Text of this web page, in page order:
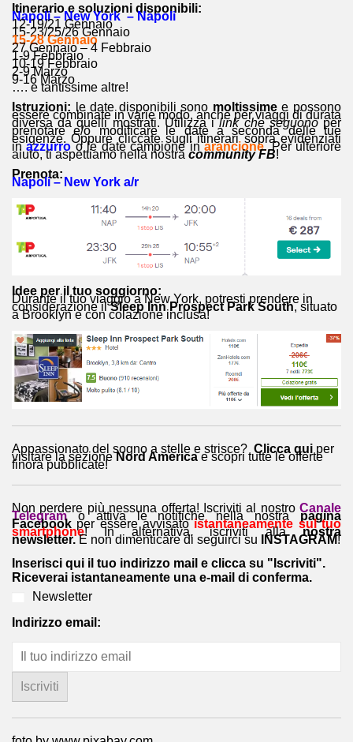
Itinerario e soluzioni disponibili:
Napoli – New York – Napoli
12-19/21 Gennaio
15-23/25/26 Gennaio
15-28 Gennaio
27 Gennaio – 4 Febbraio
1-9 Febbraio
10-19 Febbraio
2-9 Marzo
9-16 Marzo
…. e tantissime altre!
Istruzioni: le date disponibili sono moltissimee possono
essere combinate in varie modo, anche per viaggi di durata
diversa da quelli mostrati. Utilizza ilink che seguonoper
prenotare e/o modificare le date a seconda delle tue
esigenze. Oppure cliccate sugli itinerari sopra evidenziati
inazzurro o le date campione inarancione.Per ulteriore
aiuto, ti aspettiamo nella nostra community FB!
Prenota:
Napoli – New York a/r
Idee per il tuo soggiorno:
Durante il tuo viaggio a New York, potresti prendere in
considerazione ilSleep Inn Prospect Park South, situato
a Brooklyn e con colazione inclusa!
Appassionato del sogno a stelle e strisce? Clicca qui per
visitare la sezioneNord Americae scopri tutte le offerte
finora pubblicate!
Non perdere più nessuna offerta! Iscriviti al nostro Canale
Telegram o attiva le notifiche nella nostrapagina
Facebook per essere avvisatoistantaneamente sul tuo
smartphone! In alternativa, iscriviti allanostra
newsletter.E non dimenticare di seguirci su INSTAGRAM!
Inserisci qui il tuo indirizzo mail e clicca su "Iscriviti".
Riceverai istantaneamente una e-mail di conferma.
Newsletter
Indirizzo email: